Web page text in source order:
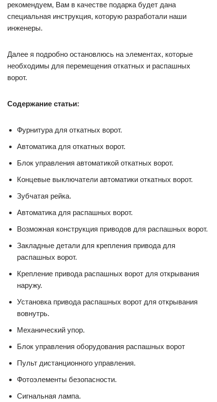
рекомендуем, Вам в качестве подарка будет дана
специальная инструкция, которую разработали наши
инженеры.
Далее я подробно остановлюсь на элементах, которые
необходимы для перемещения откатных и распашных
ворот.
Содержание статьи:
Фурнитура для откатных ворот.
Автоматика для откатных ворот.
Блок управления автоматикой откатных ворот.
Концевые выключатели автоматики откатных ворот.
Зубчатая рейка.
Автоматика для распашных ворот.
Возможная конструкция приводов для распашных ворот.
Закладные детали для крепления привода для
распашных ворот.
Крепление привода распашных ворот для открывания
наружу.
Установка привода распашных ворот для открывания
вовнутрь.
Механический упор.
Блок управления оборудования распашных ворот
Пульт дистанционного управления.
Фотоэлементы безопасности.
Сигнальная лампа.